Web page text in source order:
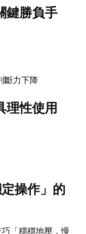
鍵勝負手
斷力下降
性使用
操作」的
「穩穩地壓，慢